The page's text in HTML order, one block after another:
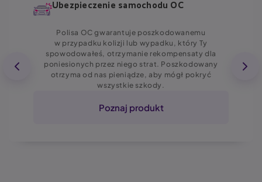
Ubezpieczenie samochodu OC
Polisa OC gwarantuje poszkodowanemu
w przypadku kolizji lub wypadku, który Ty
spowodowałeś, otrzymanie rekompensaty dla
poniesionych przez niego strat. Poszkodowany
otrzyma od nas pieniądze, aby mógł pokryć
wszystkie szkody.
Poznaj produkt